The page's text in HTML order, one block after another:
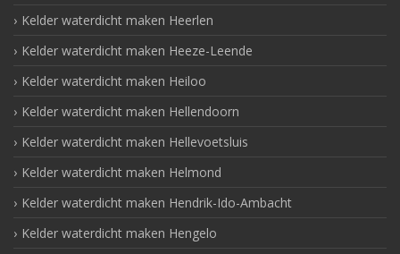
Kelder waterdicht maken Heerlen
Kelder waterdicht maken Heeze-Leende
Kelder waterdicht maken Heiloo
Kelder waterdicht maken Hellendoorn
Kelder waterdicht maken Hellevoetsluis
Kelder waterdicht maken Helmond
Kelder waterdicht maken Hendrik-Ido-Ambacht
Kelder waterdicht maken Hengelo